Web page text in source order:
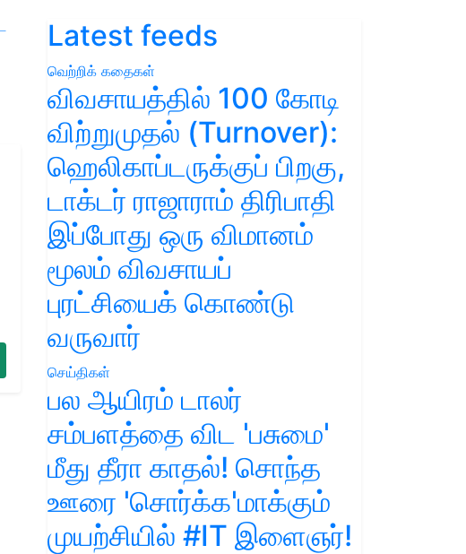
Latest feeds
வெற்றிக் கதைகள்
விவசாயத்தில் 100 கோடி
விற்றுமுதல் (Turnover):
ஹெலிகாப்டருக்குப் பிறகு,
டாக்டர் ராஜாராம் திரிபாதி
இப்போது ஒரு விமானம்
மூலம் விவசாயப்
புரட்சியைக் கொண்டு
வருவார்
செய்திகள்
பல ஆயிரம் டாலர்
சம்பளத்தை விட 'பசுமை'
மீது தீரா காதல்! சொந்த
ஊரை 'சொர்க்க'மாக்கும்
முயற்சியில் #IT இளைஞர்!